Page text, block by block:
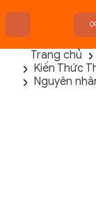
TRANG CHỦ
FLASH SALE
Trang chủ
Kiến Thức
Nguyên